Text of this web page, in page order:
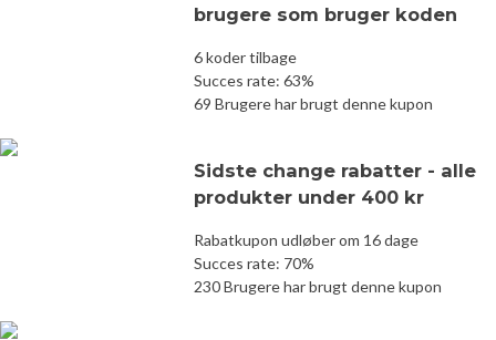
brugere som bruger koden
6 koder tilbage
Succes rate: 63%
69 Brugere har brugt denne kupon
Sidste change rabatter - alle
produkter under 400 kr
Rabatkupon udløber om 16 dage
Succes rate: 70%
230 Brugere har brugt denne kupon